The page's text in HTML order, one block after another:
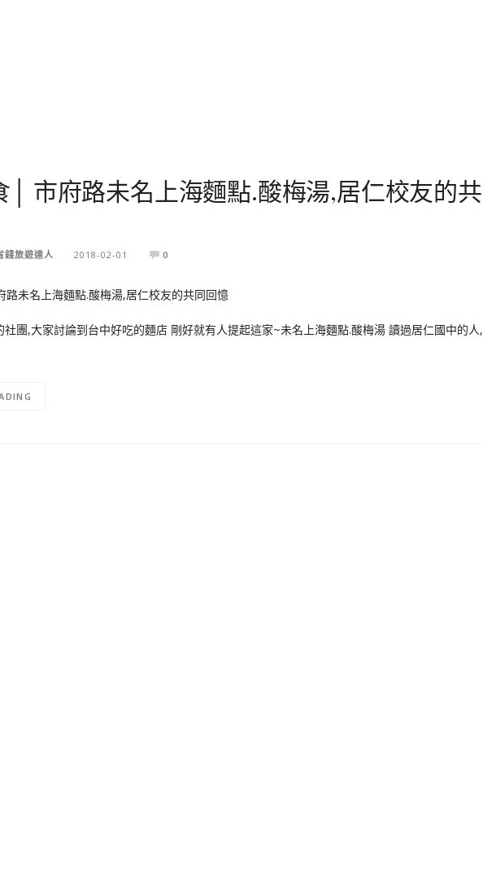
│ 市府路未名上海麵點.酸梅湯,居仁校友的共
錢旅遊達人 2018-02-01 0
社團,大家討論到台中好吃的麵店 剛好就有人提起這家~未名上海麵點.酸梅湯 讀過居仁國中的人,